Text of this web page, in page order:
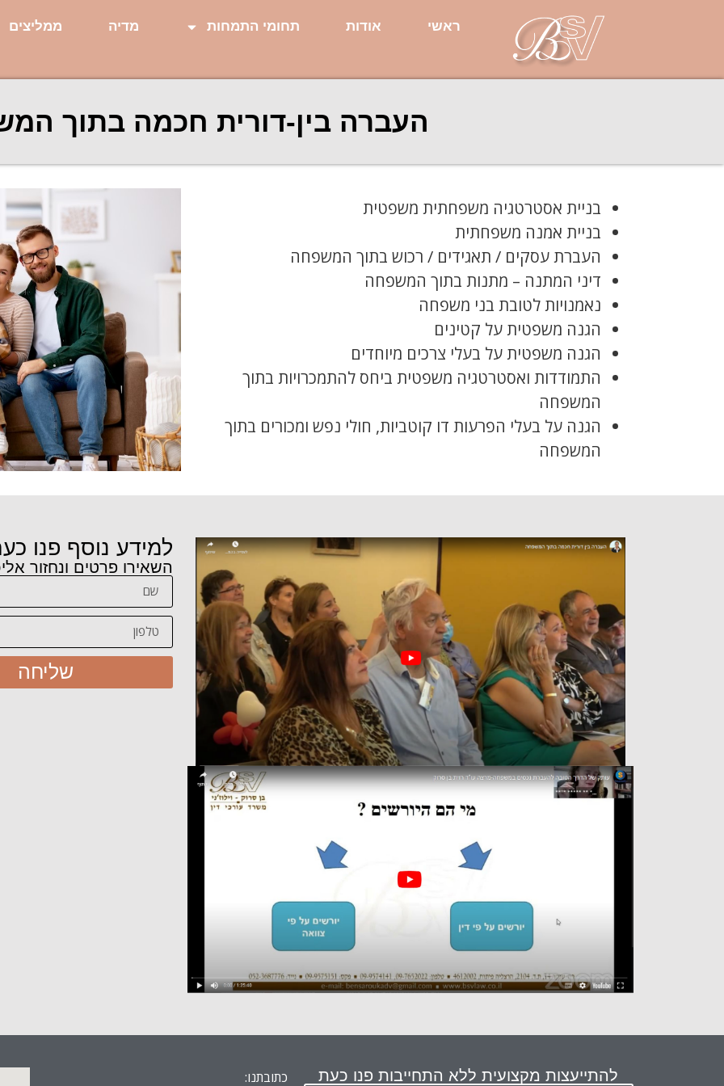
ראשי אודות תחומי התמחות מדיה ממליצים
העברה בין-דורית חכמה בתוך
בניית אסטרטגיה משפחתית משפטית
בניית אמנה משפחתית
העברת עסקים / תאגידים / רכוש בתוך המשפחה
דיני המתנה – מתנות בתוך המשפחה
נאמנויות לטובת בני משפחה
הגנה משפטית על קטינים
הגנה משפטית על בעלי צרכים מיוחדים
התמודדות ואסטרטגיה משפטית ביחס להתמכרויות בתוך
המשפחה
הגנה על בעלי הפרעות דו קוטביות, חולי נפש ומכורים בתוך
המשפחה
למידע נוסף פנו
השאירו פרטים ונחזור
שליחה
להתייעצות מקצועית ללא התחייבות פנו כעת כתובתנו: